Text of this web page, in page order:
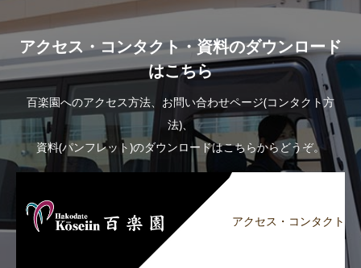
アクセス・コンタクト・資料のダウンロード
はこちら
百楽園へのアクセス方法、お問い合わせページ(コンタクト方
法)、
資料(パンフレット)のダウンロードはこちらからどうぞ。
アクセス・コンタクト